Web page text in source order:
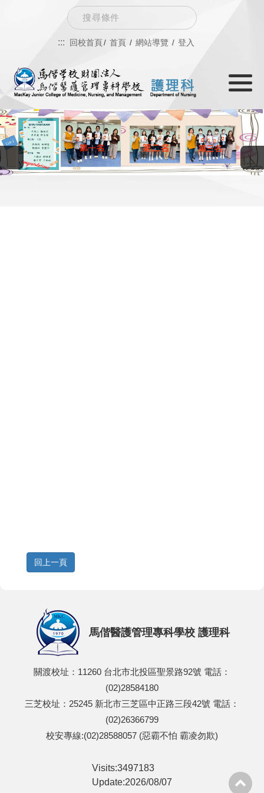
要
內
容
::: 回校首頁 首頁 網站導覽 登入
Search
Toggle
馬偕醫護管理專科學校 護理科
關渡校址：11260 台北市北投區聖景路92號 電話：
(02)28584180
三芝校址：25245 新北市三芝區中正路三段42號 電話：
(02)26366799
校安專線:(02)28588057 (惡霸不怕 霸凌勿欺)
Visits:3497183
Update:2026/08/07